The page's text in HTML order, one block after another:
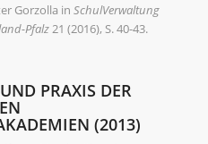
Gorzolla in SchulVerwaltung
Pfalz21 (2016), S. 40-43.
PRAXIS DER
(2013)